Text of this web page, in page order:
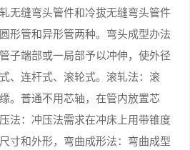
无缝弯头管件和冷拔无缝弯头管件
形管和异形管两种。弯头成型办法
子端部或一局部予以冲伸，使外径
、连杆式、滚轮式。滚轧法：滚
。普通不用芯轴，在管内放置芯
法：冲压法需求在冲床上用带锥度
寸和外形，弯曲成形法：弯曲成型